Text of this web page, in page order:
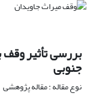
بررسی تأثیر
جنوبی
نوع مقاله : مقاله پژوهشی